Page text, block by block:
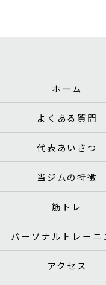
ホーム
よくある質問
代表あいさつ
当ジムの特徴
筋トレ
パーソナルトレーニ
アクセス